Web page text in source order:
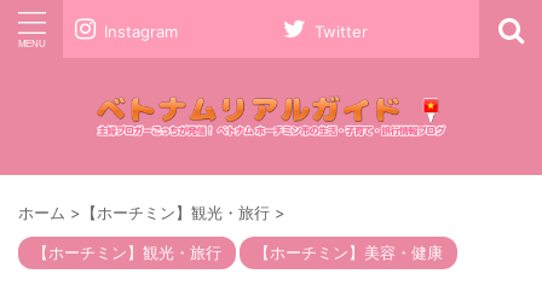
Instagram Twitter
ホーム > 【ホーチミン】観光・旅行 >
【ホーチミン】観光・旅行 【ホーチミン】美容・健康